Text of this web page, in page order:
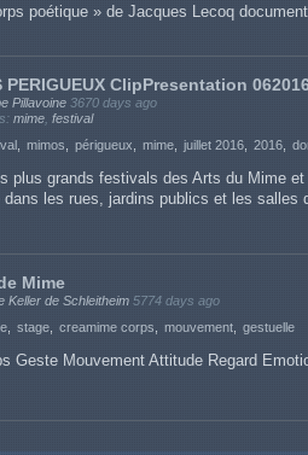
poétique » de Jacques Lecoq
PERIGUEUX ClipPresentation
Pillavoine 3670 days ago
mime festival
mimos périgueux mime juillet 2016 2016
plus grands festivals des Arts du Mime
dans les rues, jardins publics et les salles
Mime
Keller de Schleitheim 5774 days ago
stage creamime corps mouvement gestuelle
Geste Mouvement Attitude Regard